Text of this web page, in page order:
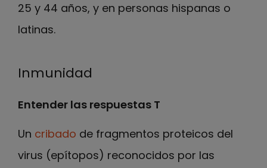
25 y 44 años, y en personas hispanas o
latinas.
Inmunidad
Entender las respuestas T
Un cribado de fragmentos proteicos del
virus (epítopos) reconocidos por las